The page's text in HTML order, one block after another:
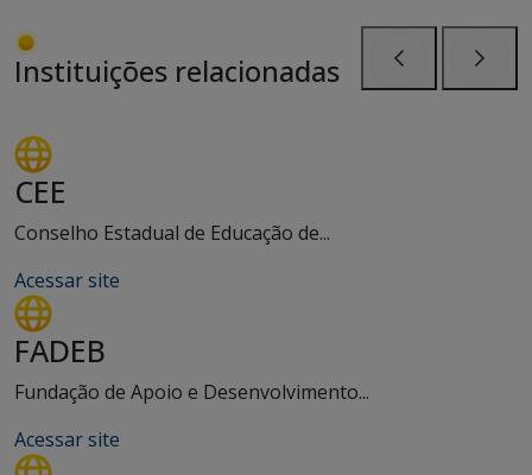
Instituições relacionadas
CEE
Conselho Estadual de Educação de...
Acessar site
FADEB
Fundação de Apoio e Desenvolvimento...
Acessar site